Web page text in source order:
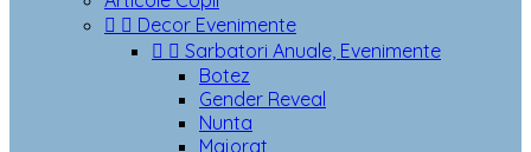
  Decor Evenimente
  Sarbatori Anuale, Evenimente
Botez
Gender Reveal
Nunta
Majorat